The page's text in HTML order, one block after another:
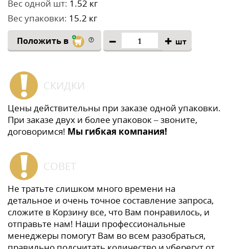
Вес одной шт: 1.52 кг
Вес упаковки: 15.2 кг
Положить в шт
СКИДКИ
Цены действительны при заказе одной упаковки.
При заказе двух и более упаковок – звоните,
договоримся! Мы гибкая компания!
СОВЕТ
Не тратьте слишком много времени на
детальное и очень точное составление запроса,
сложите в Корзину все, что Вам понравилось, и
отправьте нам! Наши профессиональные
менеджеры помогут Вам во всем разобраться,